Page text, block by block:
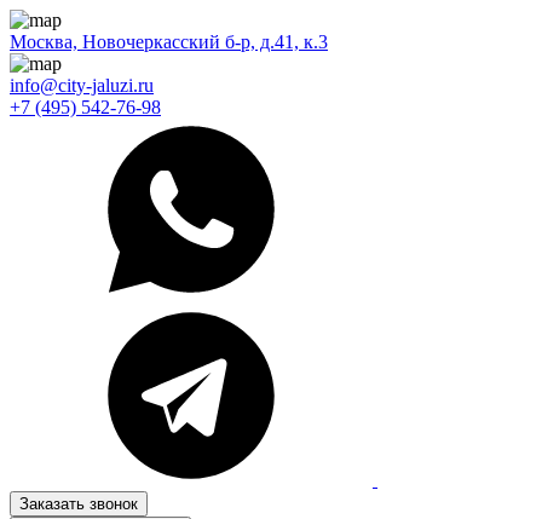
Москва, Новочеркасский б-р, д.41, к.3
info@city-jaluzi.ru
+7 (495) 542-76-98
Заказать звонок